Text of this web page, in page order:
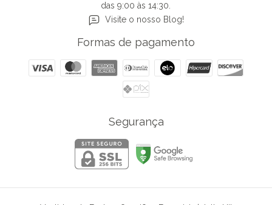
das 9:00 às 14:30.
Visite o nosso Blog!
Formas de pagamento
Segurança